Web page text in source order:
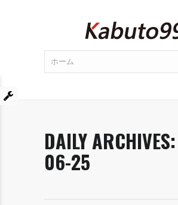
DAILY ARCHIVES:
06-25